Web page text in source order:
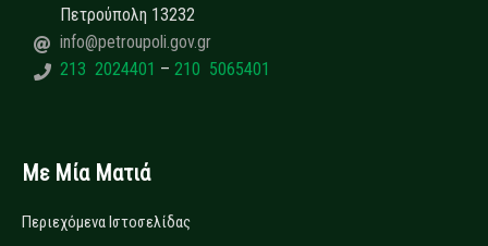
Πετρούπολη 13232
info@petroupoli.gov.gr
213 2024401 – 210 5065401
Με Μία Ματιά
Περιεχόμενα Ιστοσελίδας